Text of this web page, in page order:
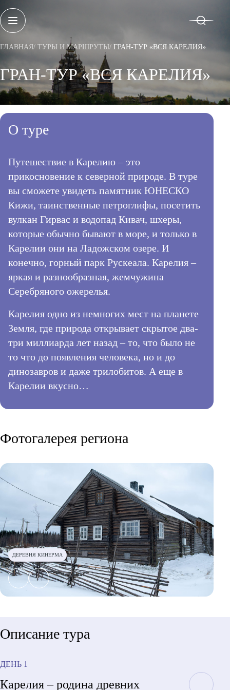
О ПРОЕКТЕ
Архангельская область
Вологодская область
Калининградская область
Ленинградская область
Мурманская область
Ненецкий автономный округ
Новгородская область
Псковская область
Республика Карелия
Республика Коми
НОВОСТИ
ВПЕЧАТЛЕНИЯ
КАЛЕНДАРЬ СОБЫТИЙ
КОНТАКТЫ
ГЛАВНАЯ ТУРЫ И МАРШРУТЫ ГРАН-ТУР «ВСЯ КАРЕЛИЯ»
ГРАН-ТУР «ВСЯ КАРЕЛИЯ»
О туре
Путешествие в Карелию – это
прикосновение к северной природе. В туре
вы сможете увидеть памятник ЮНЕСКО
Кижи, таинственные петроглифы, посетить
вулкан Гирвас и водопад Кивач, шхеры,
которые обычно бывают в море, и только в
Карелии они на Ладожском озере. И
конечно, горный парк Рускеала. Карелия –
яркая и разнообразная, жемчужина
Серебряного ожерелья.
Карелия одно из немногих мест на планете
Земля, где природа открывает скрытое два-
три миллиарда лет назад – то, что было не
то что до появления человека, но и до
динозавров и даже трилобитов. А еще в
Карелии вкусно…
Фотогалерея региона
ДЕРЕВНЯ КИНЕРМА
Описание тура
ДЕНЬ 1
Карелия – родина древних